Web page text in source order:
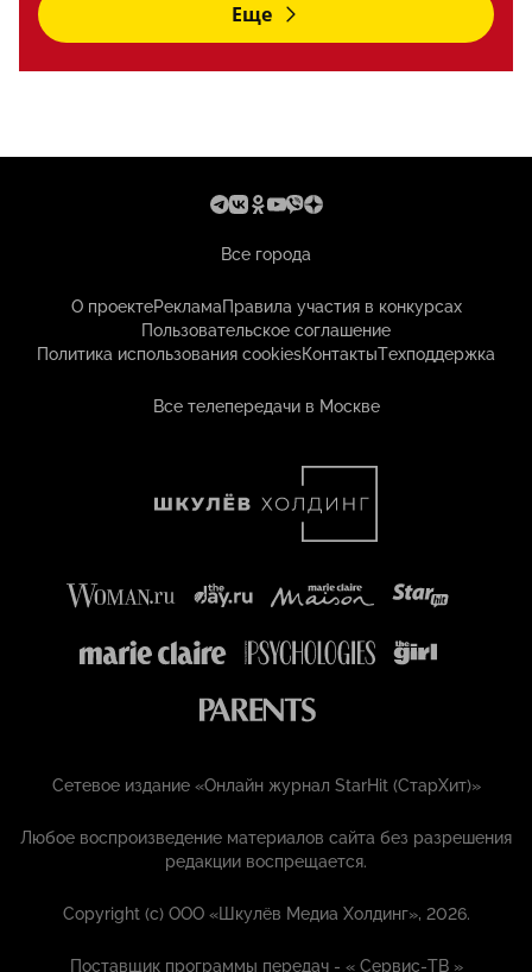
Еще
Все города
О проектеРекламаПравила участия в конкурсах
Пользовательское соглашение
Политика использования cookiesКонтактыТехподдержка
Все телепередачи в Москве
Сетевое издание «Онлайн журнал StarHit (СтарХит)»
Любое воспроизведение материалов сайта без разрешения
редакции воспрещается.
Copyright (с) ООО «Шкулёв Медиа Холдинг», 2026.
Поставщик программы передач - «Сервис-ТВ »